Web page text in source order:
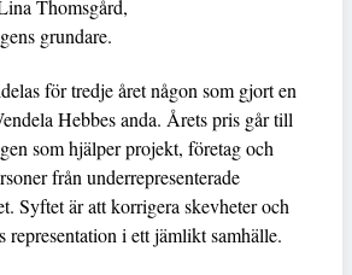
Thomsgård,
grundare.
för tredje året någon som gjort en
Hebbes anda. Årets pris går till
som hjälper projekt, företag och
från underrepresenterade
Syftet är att korrigera skevheter och
representation i ett jämlikt samhälle.